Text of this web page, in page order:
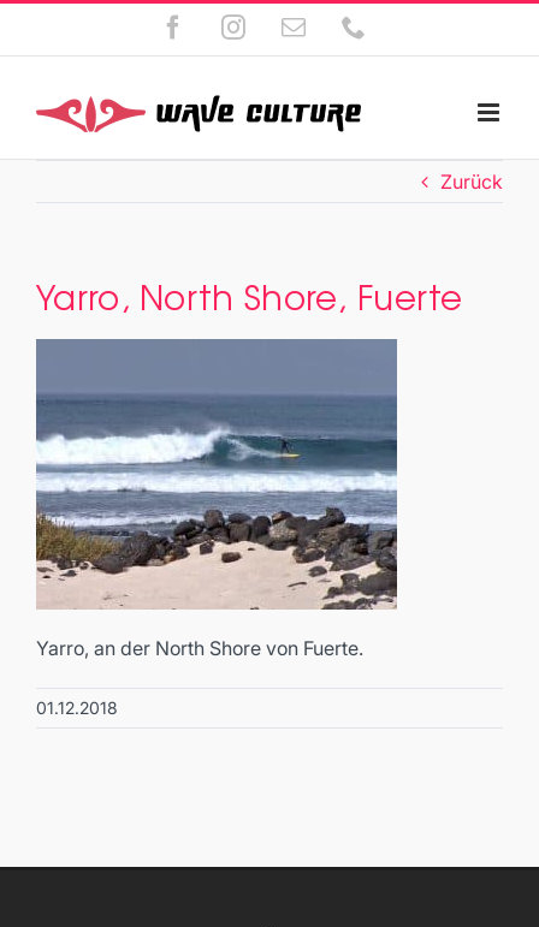
FacebookInstagram
E-
Mail
Zurück
Yarro, North Shore, Fuerte
Yarro, an der North Shore von Fuerte.
01.12.2018